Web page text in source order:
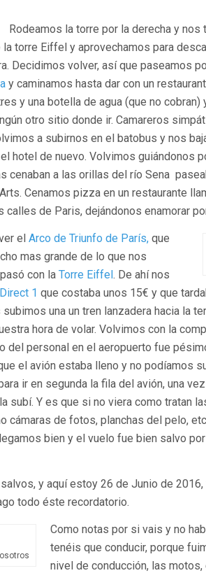
Rodeamos la torre por la derecha y nos
torre Eiffel y aprovechamos para
Decidimos volver, así que paseamos
y caminamos hasta dar con un
y una botella de agua (que no cobran)
otro sitio donde ir. Camareros
a subirnos en el batobus y nos
hotel de nuevo. Volvimos guiándonos
cenaban a las orillas del río Sena
Cenamos pizza en un restaurante
calles de Paris, dejándonos enamorar
el Arco de Triunfo de París, que
mas grande de lo que nos
con la Torre Eiffel. De ahí nos
Direct 1 que costaba unos 15€ y que
subimos una un tren lanzadera hacia la
hora de volar. Volvimos con la
del personal en el aeropuerto fue
el avión estaba lleno y no podíamos
ir en segunda la fila del avión, una
subí. Y es que si no viera como tratan
cámaras de fotos, planchas del pelo,
bien y el vuelo fue bien salvo
y aquí estoy 26 de Junio de
todo éste recordatorio.
Como notas por si vais y no
tenéis que conducir, porque
nivel de conducción, las